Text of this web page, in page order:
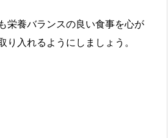
栄養バランスの良い食事を心が
り入れるようにしましょう。